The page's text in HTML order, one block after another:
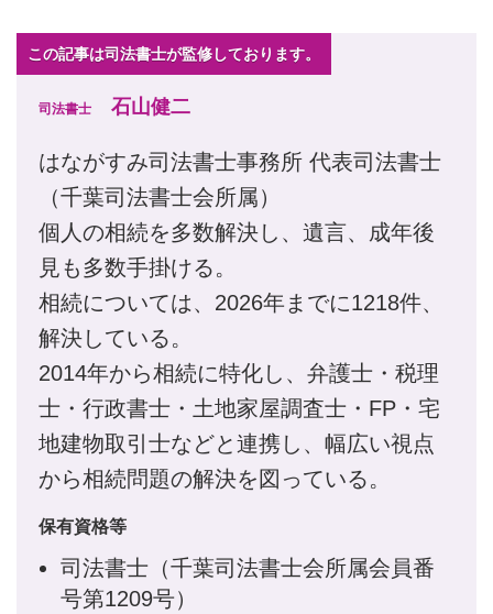
この記事は司法書士が監修しております。
司法書士石山健二
はながすみ司法書士事務所 代表司法書士
（千葉司法書士会所属）
個人の相続を多数解決し、遺言、成年後
見も多数手掛ける。
相続については、2026年までに1218件、
解決している。
2014年から相続に特化し、弁護士・税理
士・行政書士・土地家屋調査士・FP・宅
地建物取引士などと連携し、幅広い視点
から相続問題の解決を図っている。
保有資格等
司法書士（千葉司法書士会所属会員番
号第1209号）